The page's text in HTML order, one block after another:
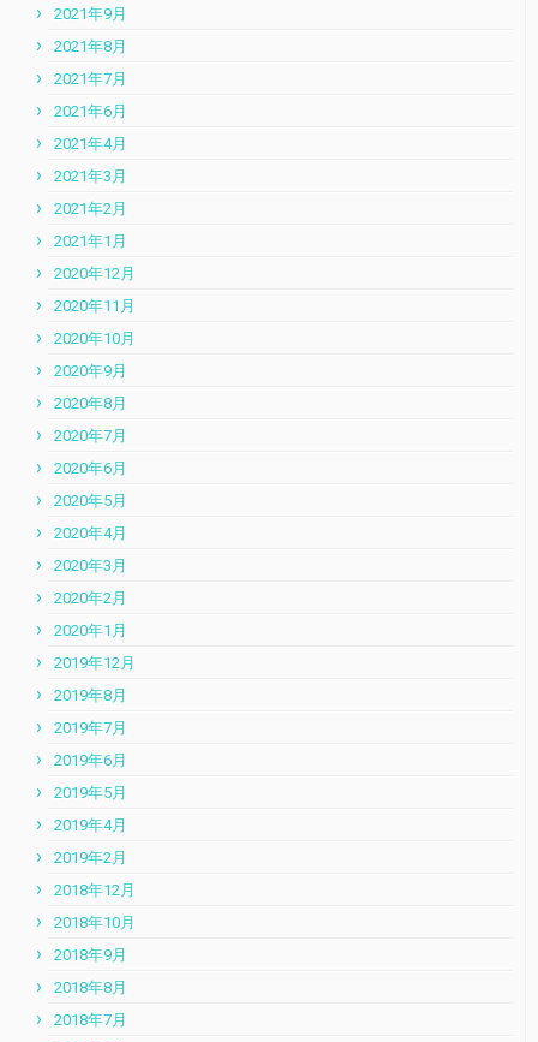
2021年9月
2021年8月
2021年7月
2021年6月
2021年4月
2021年3月
2021年2月
2021年1月
2020年12月
2020年11月
2020年10月
2020年9月
2020年8月
2020年7月
2020年6月
2020年5月
2020年4月
2020年3月
2020年2月
2020年1月
2019年12月
2019年8月
2019年7月
2019年6月
2019年5月
2019年4月
2019年2月
2018年12月
2018年10月
2018年9月
2018年8月
2018年7月